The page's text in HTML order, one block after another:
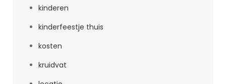
kinderen
kinderfeestje thuis
kosten
kruidvat